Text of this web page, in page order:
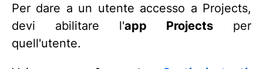
Per dare a un utente accesso a Projects,
devi abilitare l'app Projects per
quell'utente.